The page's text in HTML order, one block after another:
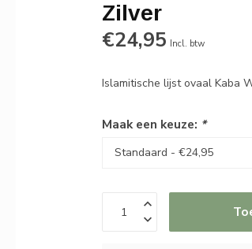
Zilver
€24,95 Incl. btw
Islamitische lijst ovaal Kaba
Maak een keuze: *